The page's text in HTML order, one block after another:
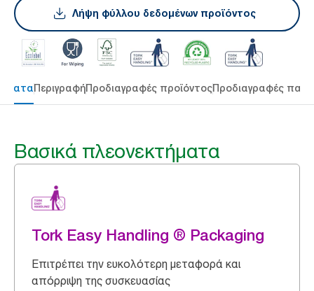
Λήψη φύλλου δεδομένων προϊόντος
ΠεριγραφήΠροδιαγραφές προϊόντοςΠροδιαγραφές
Βασικά πλεονεκτήματα
Tork Easy Handling ® Packaging
Επιτρέπει την ευκολότερη μεταφορά και
απόρριψη της συσκευασίας